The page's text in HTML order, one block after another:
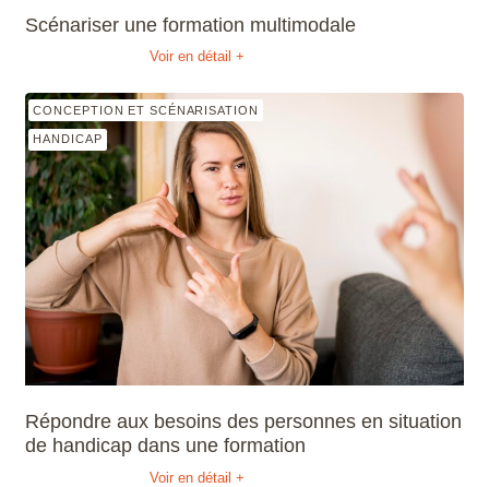
Scénariser une formation multimodale
Voir en détail +
CONCEPTION ET SCÉNARISATION
HANDICAP
Répondre aux besoins des personnes en situation
de handicap dans une formation
Voir en détail +